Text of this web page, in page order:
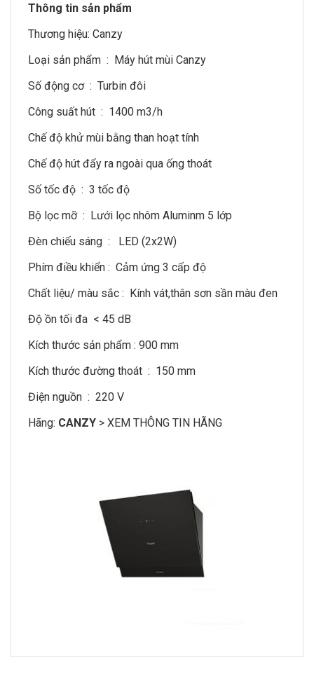
Thông tin sản phẩm
Thương hiệu: Canzy
Loại sản phẩm : Máy hút mùi Canzy
Số động cơ : Turbin đôi
Công suất hút : 1400 m3/h
Chế độ khử mùi bằng than hoạt tính
Chế độ hút đẩy ra ngoài qua ống thoát
Số tốc độ : 3 tốc độ
Bộ lọc mỡ : Lưới lọc nhôm Aluminm 5 lớp
Đèn chiếu sáng : LED (2x2W)
Phím điều khiển : Cảm ứng 3 cấp độ
Chất liệu/ màu sắc : Kính vát,thân sơn sần màu đen
Độ ồn tối đa < 45 dB
Kích thước sản phẩm : 900 mm
Kích thước đường thoát : 150 mm
Điện nguồn : 220 V
Hãng: CANZY > XEM THÔNG TIN HÃNG